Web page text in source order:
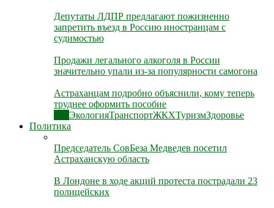
Депутаты ЛДПР предлагают пожизненно
запретить въезд в Россию иностранцам с
судимостью
Продажи легального алкоголя в России
значительно упали из-за популярности самогона
Астраханцам подробно объяснили, кому теперь
труднее оформить пособие
ЭкологияТранспортЖКХТуризмЗдоровье
Политика
Председатель СовБеза Медведев посетил
Астраханскую область
В Лондоне в ходе акций протеста пострадали 23
полицейских